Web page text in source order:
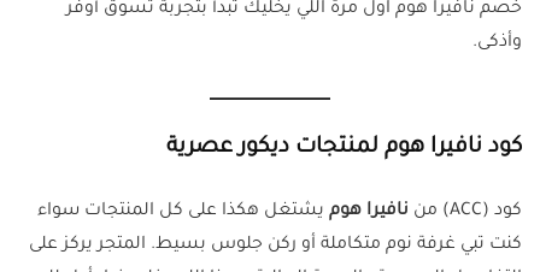
خصم نافيرا هوم اول مرة اللي يخليك تبدأ بتجربة تسوق أوفر
وأذكى.
كود نافيرا هوم لمنتجات ديكور عصرية
كود (ACC) من نافيرا هوم يشتغل هكذا على كل المنتجات سواء
كنت تبي غرفة نوم متكاملة أو ركن جلوس بسيط. المتجر يركز على